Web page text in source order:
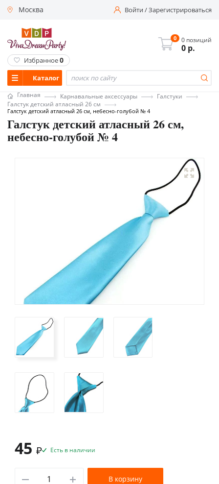
Москва Войти/Зарегистрироваться
Каталог
0 0 позиций
0 р.
Избранное0
Главная Карнавальные аксессуары
Галстуки
Галстук детский атласный 26 см
Галстук детский атласный 26 см, небесно-голубой № 4
Галстук детский атласный 26 см,
небесно-голубой № 4
45 ₽ Есть в наличии
В корзину